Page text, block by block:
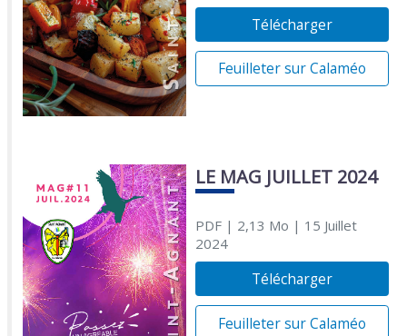
Télécharger
Feuilleter sur Calaméo
LE MAG JUILLET 2024
PDF| 2,13 Mo | 15 Juillet
2024
Télécharger
Feuilleter sur Calaméo